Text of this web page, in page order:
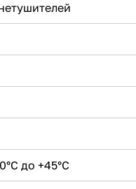
до +45°С